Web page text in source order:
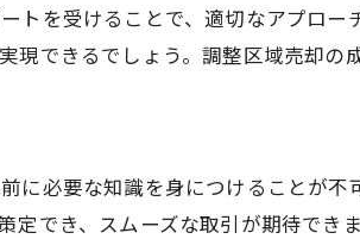
トを受けることで、適切なアプロ
現できるでしょう。調整区域売却の
に必要な知識を身につけることが
定でき、スムーズな取引が期待で